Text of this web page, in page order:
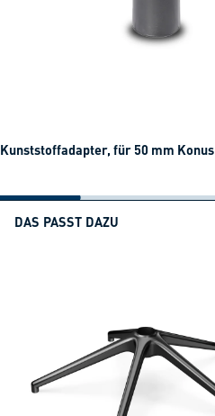
Kunststoffadapter, für 50 mm Konus
DAS PASST DAZU